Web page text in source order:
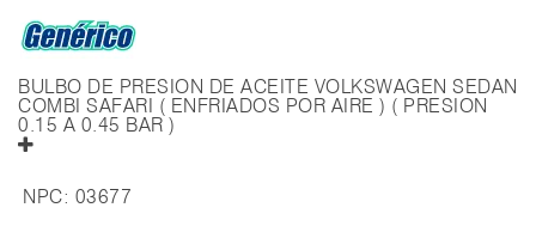
BULBO DE PRESION DE ACEITE VOLKSWAGEN SEDAN
COMBI SAFARI ( ENFRIADOS POR AIRE ) ( PRESION
0.15 A 0.45 BAR )
NPC: 03677